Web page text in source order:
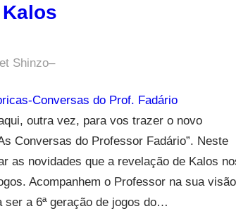
Shinzo–
Conversas do Prof. Fadário
outra vez, para vos trazer o novo
Conversas do Professor Fadário”. Neste
as novidades que a revelação de Kalos
Acompanhem o Professor na sua visão
ser a 6ª geração de jogos do…